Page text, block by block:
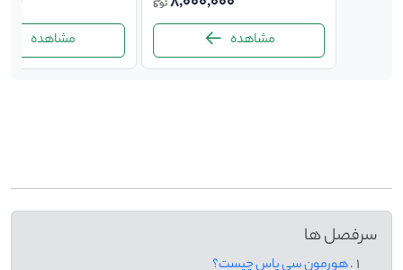
مشاهده مشاهده
سرفصل ها
هورمون سی پاس چیست؟